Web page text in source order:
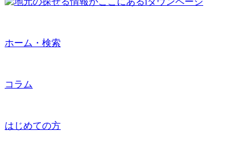
ホーム・検索
コラム
はじめての方